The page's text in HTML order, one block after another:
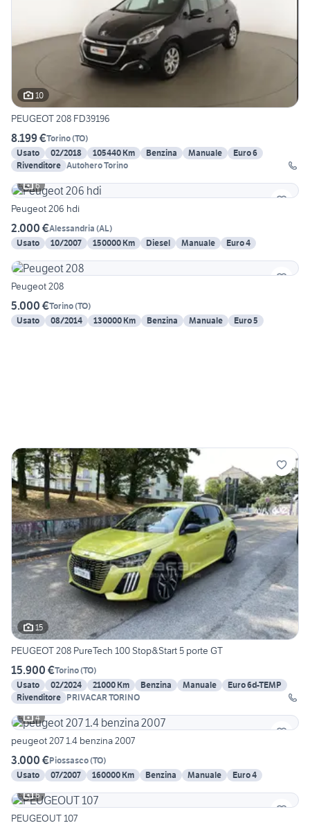
10
PEUGEOT 208 FD39196
8.199 €Torino(TO)
Usato
02/2018 105440 Km Benzina Manuale
Euro 6
Rivenditore Autohero Torino
6
Peugeot 206 hdi
2.000 €Alessandria (AL)
Usato
10/2007 150000 Km Diesel Manuale Euro 4
Peugeot 208
5.000 €Torino(TO)
Usato
08/2014 130000 Km Benzina Manuale Euro 5
15
PEUGEOT 208 PureTech 100 Stop&Start 5 porte GT
15.900 €Torino(TO)
Usato
02/2024 21000 Km Benzina Manuale
Euro 6d-TEMP
Rivenditore PRIVACAR TORINO
4
peugeot 207 1.4 benzina 2007
3.000 €Piossasco(TO)
Usato
07/2007 160000 Km Benzina Manuale
Euro 4
6
PEUGEOUT 107